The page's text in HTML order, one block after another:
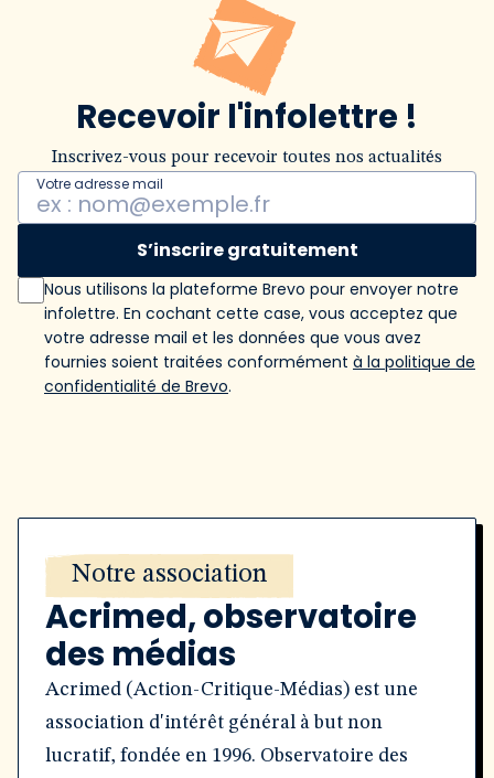
Recevoir l'infolettre !
Inscrivez-vous pour recevoir toutes nos actualités
Votre adresse mail
S’inscrire gratuitement
Nous utilisons la plateforme Brevo pour envoyer notre
infolettre. En cochant cette case, vous acceptez que
votre adresse mail et les données que vous avez
fournies soient traitées conformément à la politique de
confidentialité de Brevo.
Notre association
Acrimed, observatoire
des médias
Acrimed (Action-Critique-Médias) est une
association d'intérêt général à but non
lucratif, fondée en 1996. Observatoire des